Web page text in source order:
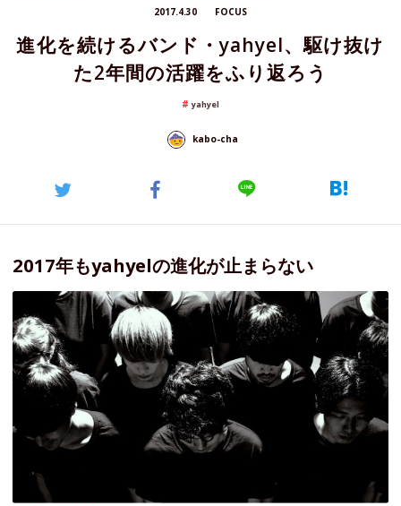
2017.4.30 FOCUS
進化を続けるバンド・yahyel、駆け抜け
た2年間の活躍をふり返ろう
yahyel
kabo-cha
2017年もyahyelの進化が止まらない